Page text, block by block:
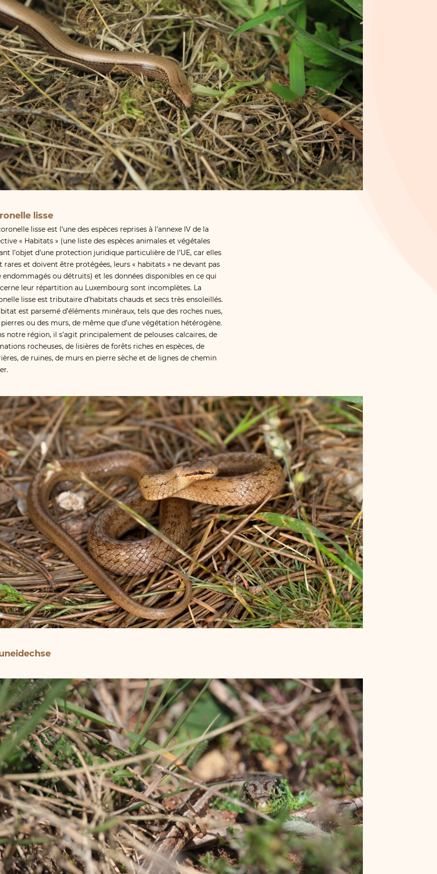
lisse
lisse est l’une des espèces reprises à l’annexe IV de la
« Habitats » (une liste des espèces animales et végétales
l’objet d’une protection juridique particulière de l’UE, car elles
rares et doivent être protégées, leurs « habitats » ne devant pas
endommagés ou détruits) et les données disponibles en ce qui
leur répartition au Luxembourg sont incomplètes. La
lisse est tributaire d’habitats chauds et secs très ensoleillés.
est parsemé d’éléments minéraux, tels que des roches nues,
pierres ou des murs, de même que d’une végétation hétérogène.
notre région, il s’agit principalement de pelouses calcaires, de
rocheuses, de lisières de forêts riches en espèces, de
de ruines, de murs en pierre sèche et de lignes de chemin